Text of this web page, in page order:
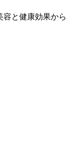
と健康効果